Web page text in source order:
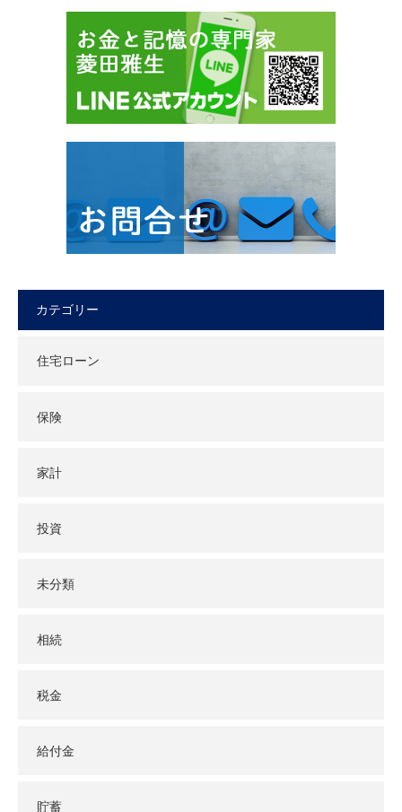
カテゴリー
住宅ローン
保険
家計
投資
未分類
相続
税金
給付金
貯蓄